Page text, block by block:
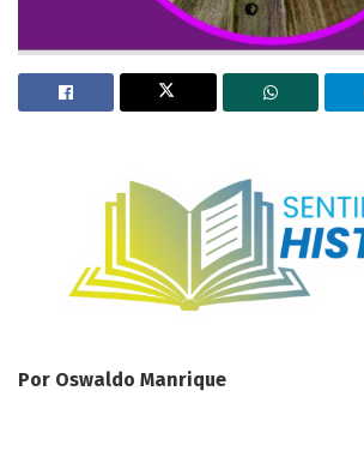
Por Oswaldo Manrique